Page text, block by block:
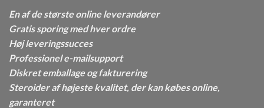
En af de største online leverandører
Gratis sporing med hver ordre
Høj leveringssucces
Professionel e-mailsupport
Diskret emballage og fakturering
Steroider af højeste kvalitet, der kan købes online,
garanteret